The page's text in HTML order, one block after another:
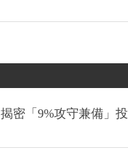
密「9%攻守兼備」投